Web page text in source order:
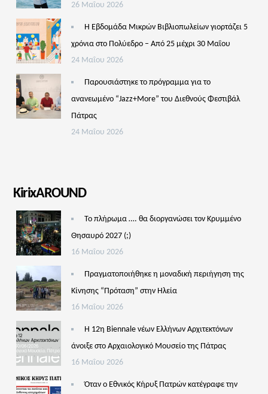
26 Μαΐου 2026
Η Εβδομάδα Μικρών Βιβλιοπωλείων γιορτάζει 5
χρόνια στο Πολύεδρο – Από 25 μέχρι 30 Μαΐου
24 Μαΐου 2026
Παρουσιάστηκε το πρόγραμμα για το
ανανεωμένο “Jazz+More” του Διεθνούς Φεστιβάλ
Πάτρας
24 Μαΐου 2026
KirixAROUND
Το πλήρωμα …. θα διοργανώσει τον Κρυμμένο
Θησαυρό 2027 (;)
16 Μαΐου 2026
Πραγματοποιήθηκε η μοναδική περιήγηση της
Κίνησης “Πρόταση” στην Ηλεία
16 Μαΐου 2026
Η 12η Biennale νέων Ελλήνων Αρχιτεκτόνων
άνοιξε στο Αρχαιολογικό Μουσείο της Πάτρας
16 Μαΐου 2026
Όταν ο Εθνικός Κήρυξ Πατρών κατέγραφε την